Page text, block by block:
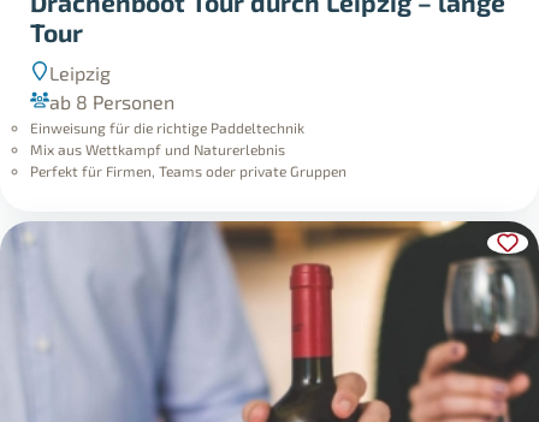
Tour
Leipzig
ab 8 Personen
Einweisung für die richtige Paddeltechnik
Mix aus Wettkampf und Naturerlebnis
Perfekt für Firmen, Teams oder private Gruppen